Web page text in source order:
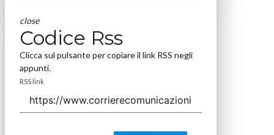
close
Codice Rss
Clicca sul pulsante per copiare il link RSS negli
appunti.
RSS link